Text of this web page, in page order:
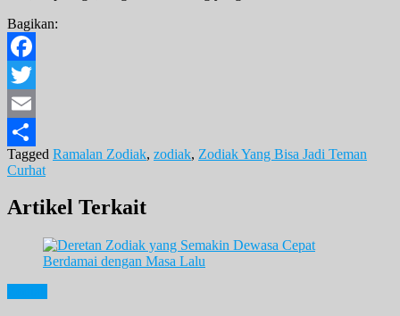
Bagikan:
Facebook
Twitter
Email
Share
Tagged Ramalan Zodiak, zodiak, Zodiak Yang Bisa Jadi Teman
Curhat
Artikel Terkait